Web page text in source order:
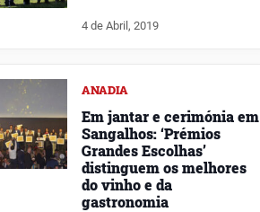
4 de Abril, 2019
ANADIA
Em jantar e cerimónia em
Sangalhos: ‘Prémios
Grandes Escolhas’
distinguem os melhores
do vinho e da
gastronomia